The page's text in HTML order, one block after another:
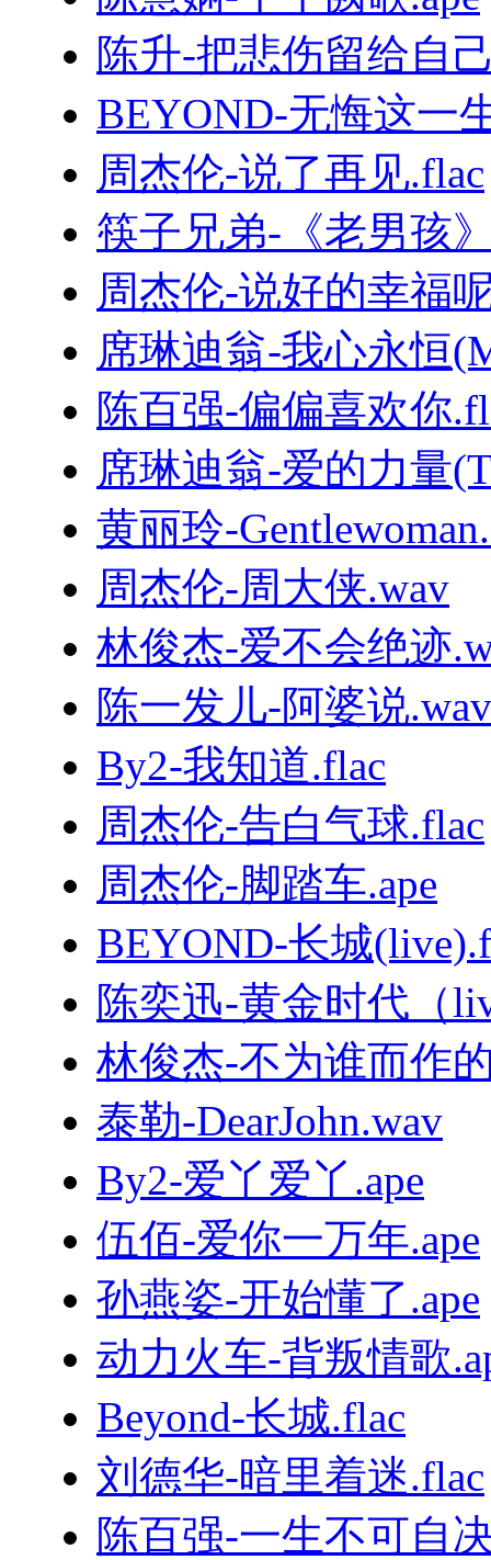
陈升-把悲伤留给自
BEYOND-无悔这一
周杰伦-说了再见.flac
筷子兄弟-《老男孩
周杰伦-说好的幸福
席琳迪翁-我心永恒
陈百强-偏偏喜欢你
席琳迪翁-爱的力量
黄丽玲-
周杰伦-周大侠.wav
林俊杰-爱不会绝迹
陈一发儿-阿婆说.wav
By2-我知道.flac
周杰伦-告白气球.flac
周杰伦-脚踏车.ape
BEYOND-长城
陈奕迅-黄金时代（
林俊杰-不为谁而作
泰勒-DearJohn.wav
By2-爱丫爱丫.ape
伍佰-爱你一万年.ape
孙燕姿-开始懂了.ape
动力火车-背叛情歌
Beyond-长城.flac
刘德华-暗里着迷.flac
陈百强-一生不可自